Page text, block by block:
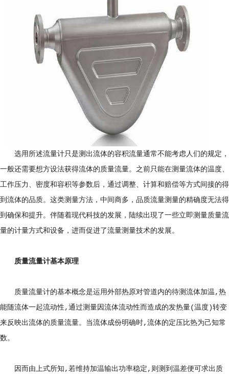
选用所述流量计只是测出流体的容积流量通常不能考虑人们的规定，
一般还需要想方设法获得流体的质量流量。之前只能在测量流体的温度、
工作压力、密度和容积等参数后，通过调整、计算和赔偿等方式间接的得
到流体的品质。这类测量方法，中间商多，品质流量测量的精确度无法得
到确保和提升。伴随着现代科技的发展，陆续出現了一些立即测量质量流
量的计量方式和设备，进而促进了流量测量技术的发展。
质量流量计基本原理
质量流量计的基本概念是运用外部热原对管道内的待测流体加温,热
能随流体一起流动性,通过测量因流体流动性而造成的发热量(温度)转变
来反映出流体的质量流量。当流体成份明确时,流体的定压比热为己知常
数。
因而由上式所知,若维持加温输出功率稳定,则测到温差便可求出质